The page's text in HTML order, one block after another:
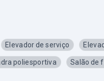
Elevador de serviço
poliesportiva Salão de